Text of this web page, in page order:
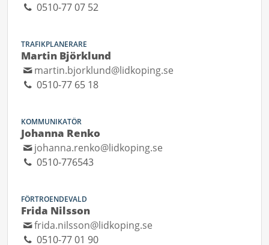
0510-77 07 52
TRAFIKPLANERARE
Martin Björklund
martin.bjorklund@lidkoping.se
0510-77 65 18
KOMMUNIKATÖR
Johanna Renko
johanna.renko@lidkoping.se
0510-776543
FÖRTROENDEVALD
Frida Nilsson
frida.nilsson@lidkoping.se
0510-77 01 90